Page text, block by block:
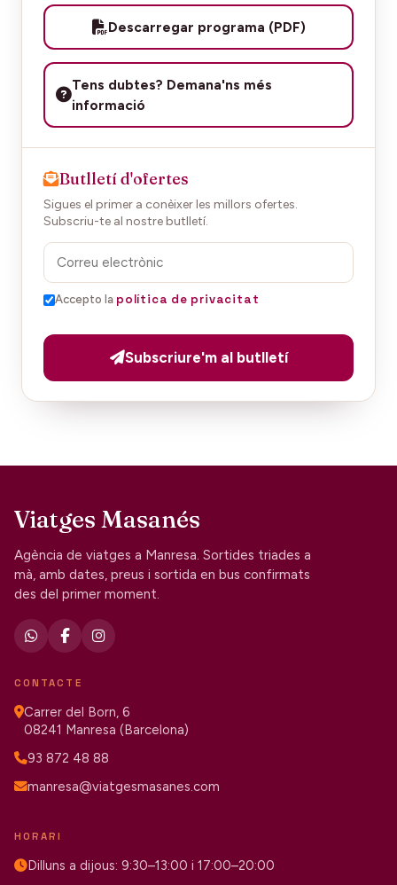
Descarregar programa (PDF)
Tens dubtes? Demana'ns més
informació
Butlletí d'ofertes
Sigues el primer a conèixer les millors ofertes.
Subscriu-te al nostre butlletí.
Accepto la política de privacitat
Subscriure'm al butlletí
Viatges Masanés
Agència de viatges a Manresa. Sortides triades a
mà, amb dates, preus i sortida en bus confirmats
des del primer moment.
CONTACTE
Carrer del Born, 6
08241 Manresa (Barcelona)
93 872 48 88
manresa@viatgesmasanes.com
HORARI
Dilluns a dijous: 9:30–13:00 i 17:00–20:00